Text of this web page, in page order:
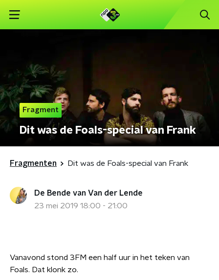
Fragment
Dit was de Foals-special van Frank
Fragmenten Dit was de Foals-special van Frank
De Bende van Van der Lende
23 mei 2019 18:00 - 21:00
Vanavond stond 3FM een half uur in het teken van
Foals. Dat klonk zo.